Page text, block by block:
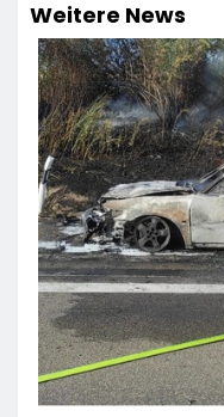
Weitere News